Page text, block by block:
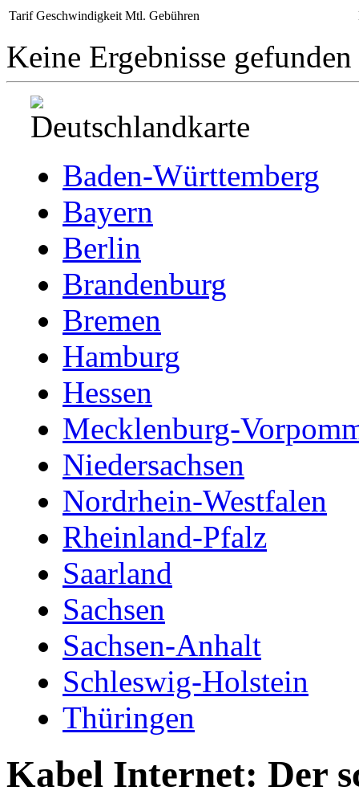
Tarif Geschwindigkeit Mtl. Gebühren
Keine Ergebnisse gefunden
Baden-Württemberg
Bayern
Berlin
Brandenburg
Bremen
Hamburg
Hessen
Mecklenburg-
Niedersachsen
Nordrhein-Westfalen
Rheinland-Pfalz
Saarland
Sachsen
Sachsen-Anhalt
Schleswig-Holstein
Thüringen
Kabel Internet: Der